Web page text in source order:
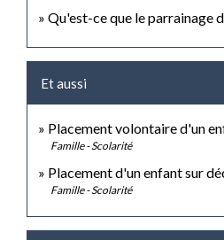
Qu'est-ce que le parrainage
Et aussi
Placement volontaire d'un
Famille - Scolarité
Placement d'un enfant sur
Famille - Scolarité